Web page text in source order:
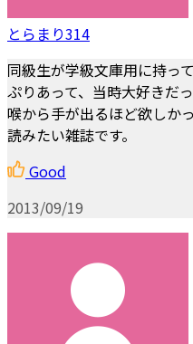
とらまり314
同級生が学級文庫用に持っ
ぷりあって、当時大好きだ
喉から手が出るほど欲しか
読みたい雑誌です。
Good
2013/09/19